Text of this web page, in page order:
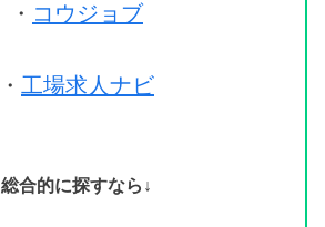
・ コウジョブ
・ 工場求人ナビ
総合的に探すなら↓